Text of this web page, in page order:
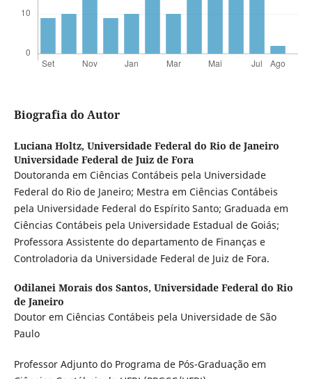
Biografia do Autor
Luciana Holtz, Universidade Federal do Rio de Janeiro
Universidade Federal de Juiz de Fora
Doutoranda em Ciências Contábeis pela Universidade
Federal do Rio de Janeiro; Mestra em Ciências Contábeis
pela Universidade Federal do Espírito Santo; Graduada em
Ciências Contábeis pela Universidade Estadual de Goiás;
Professora Assistente do departamento de Finanças e
Controladoria da Universidade Federal de Juiz de Fora.
Odilanei Morais dos Santos, Universidade Federal do Rio
de Janeiro
Doutor em Ciências Contábeis pela Universidade de São
Paulo
Professor Adjunto do Programa de Pós-Graduação em